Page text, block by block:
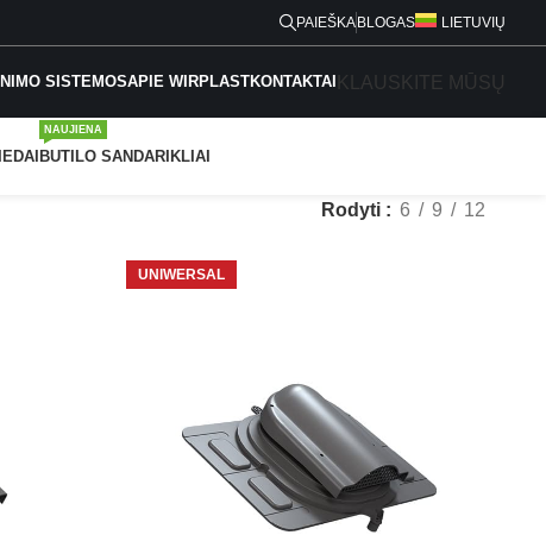
PAIEŠKA BLOGAS LIETUVIŲ
SISTEMOSAPIE WIRPLASTKONTAKTAI KLAUSKITE MŪSŲ
BUTILO SANDARIKLIAI
NAUJIENA
Rodyti 6 9 12
UNIWERSAL